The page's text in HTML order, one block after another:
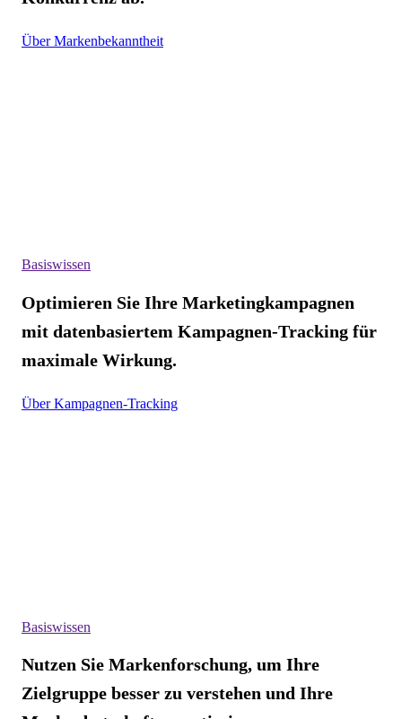
Über Markenbekanntheit
Basiswissen
Optimieren Sie Ihre Marketingkampagnen
mit datenbasiertem Kampagnen-Tracking für
maximale Wirkung.
Über Kampagnen-Tracking
Basiswissen
Nutzen Sie Markenforschung, um Ihre
Zielgruppe besser zu verstehen und Ihre